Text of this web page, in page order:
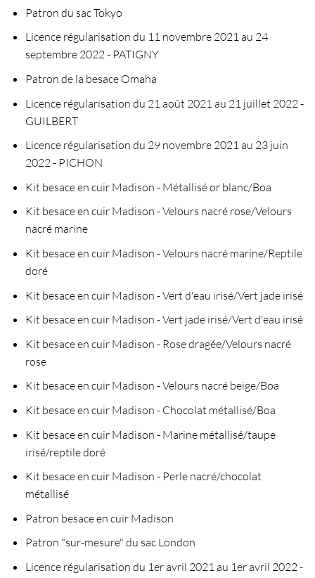
Patron du sac Tokyo
Licence régularisation du 11 novembre 2021 au 24
septembre 2022 - PATIGNY
Patron de la besace Omaha
Licence régularisation du 21 août 2021 au 21 juillet 2022 -
GUILBERT
Licence régularisation du 29 novembre 2021 au 23 juin
2022 - PICHON
Kit besace en cuir Madison - Métallisé or blanc/Boa
Kit besace en cuir Madison - Velours nacré rose/Velours
nacré marine
Kit besace en cuir Madison - Velours nacré marine/Reptile
doré
Kit besace en cuir Madison - Vert d'eau irisé/Vert jade irisé
Kit besace en cuir Madison - Vert jade irisé/Vert d'eau irisé
Kit besace en cuir Madison - Rose dragée/Velours nacré
rose
Kit besace en cuir Madison - Velours nacré beige/Boa
Kit besace en cuir Madison - Chocolat métallisé/Boa
Kit besace en cuir Madison - Marine métallisé/taupe
irisé/reptile doré
Kit besace en cuir Madison - Perle nacré/chocolat
métallisé
Patron besace en cuir Madison
Patron "sur-mesure" du sac London
Licence régularisation du 1er avril 2021 au 1er avril 2022 -